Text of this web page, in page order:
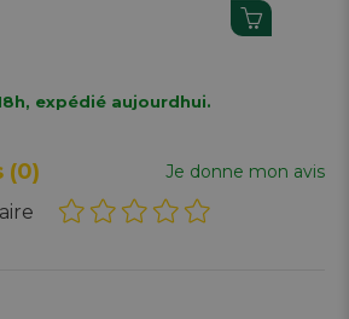
expédié aujourdhui.
(0) Je donne mon avis